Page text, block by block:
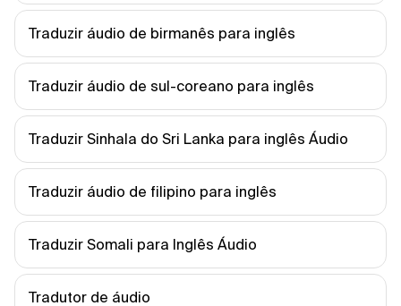
Traduzir áudio de birmanês para inglês
Traduzir áudio de sul-coreano para inglês
Traduzir Sinhala do Sri Lanka para inglês Áudio
Traduzir áudio de filipino para inglês
Traduzir Somali para Inglês Áudio
Tradutor de áudio